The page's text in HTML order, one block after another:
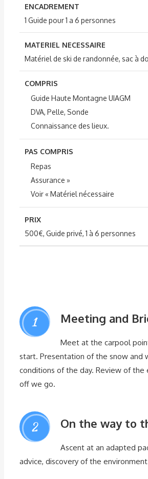
ENCADREMENT
1 Guide pour 1 a 6 personnes
MATERIEL NECESSAIRE
Matériel de ski de randonnée, sac à
COMPRIS
Guide Haute Montagne UIAGM
DVA, Pelle, Sonde
Connaissance des lieux.
PAS COMPRIS
Repas
Assurance »
Voir « Matériel nécessaire
PRIX
500€, Guide privé, 1 à 6 personnes
1 Meeting and
Meet at the carpool
start. Presentation of the snow and
conditions of the day. Review of the
off we go.
2 On the way to
Ascent at an adapted
advice, discovery of the